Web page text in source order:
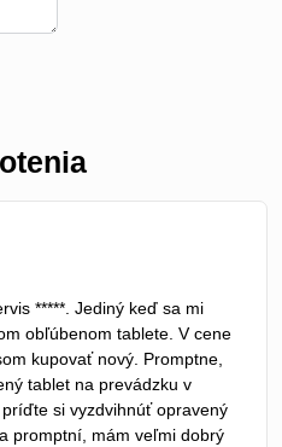
5
*****. Jediný keď sa mi
obľúbenom tablete. V cene
kupovať nový. Promptne,
tablet na prevádzku v
si vyzdvihnúť opravený
promptní, mám veľmi dobrý